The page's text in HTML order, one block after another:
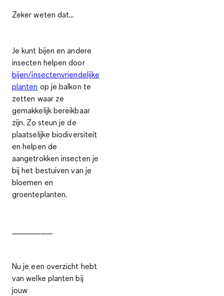
Zeker weten dat...
Je kunt bijen en andere
insecten helpen door
bijen/insectenvriendelijke
planten op je balkon te
zetten waar ze
gemakkelijk bereikbaar
zijn. Zo steun je de
plaatselijke biodiversiteit
en helpen de
aangetrokken insecten je
bij het bestuiven van je
bloemen en
groenteplanten.
Nu je een overzicht hebt
van welke planten bij
jouw